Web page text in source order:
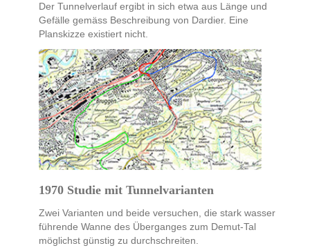
Der Tunnelverlauf ergibt in sich etwa aus Länge und
Gefälle gemäss Beschreibung von Dardier. Eine
Planskizze existiert nicht.
1970 Studie mit Tunnelvarianten
Zwei Varianten und beide versuchen, die stark wasser
führende Wanne des Überganges zum Demut-Tal
möglichst günstig zu durchschreiten.